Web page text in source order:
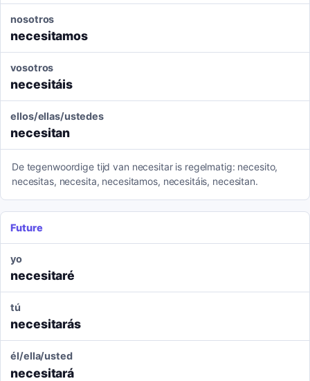
nosotros
necesitamos
vosotros
necesitáis
ellos/ellas/ustedes
necesitan
De tegenwoordige tijd van necesitar is regelmatig: necesito,
necesitas, necesita, necesitamos, necesitáis, necesitan.
Future
yo
necesitaré
tú
necesitarás
él/ella/usted
necesitará